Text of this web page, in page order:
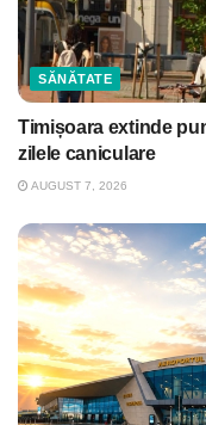
SĂNĂTATE
Timișoara extinde
zilele caniculare
AUGUST 7, 2026